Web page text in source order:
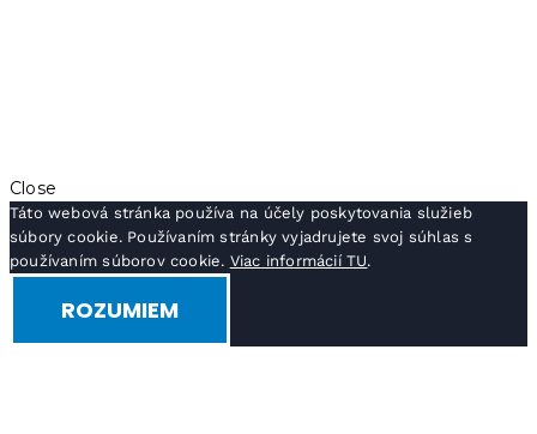
Close
Táto webová stránka používa na účely poskytovania služieb
súbory cookie. Používaním stránky vyjadrujete svoj súhlas s
používaním súborov cookie. Viac informácií TU.
ROZUMIEM